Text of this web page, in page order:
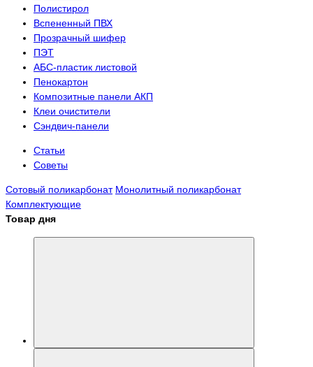
Полистирол
Вспененный ПВХ
Прозрачный шифер
ПЭТ
АБС-пластик листовой
Пенокартон
Композитные панели АКП
Клеи очистители
Сэндвич-панели
Статьи
Советы
Сотовый поликарбонат Монолитный поликарбонат
Комплектующие
Товар дня